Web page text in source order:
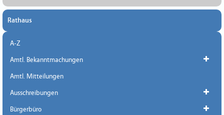
Rathaus
A-Z
Amtl. Bekanntmachungen
Amtl. Mitteilungen
Ausschreibungen
Bürgerbüro